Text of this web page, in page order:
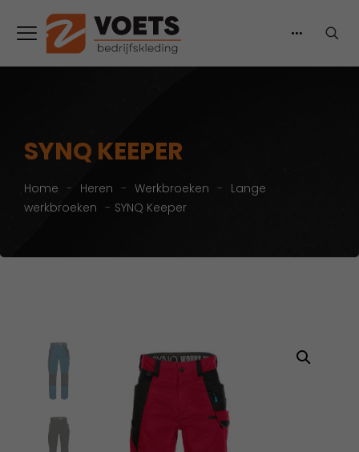
SYNQ KEEPER
Home - Heren - Werkbroeken - Lange
werkbroeken - SYNQ Keeper